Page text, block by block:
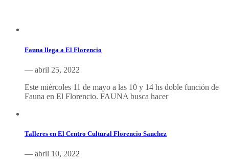
Fauna llega a El Florencio
— abril 25, 2022
Este miércoles 11 de mayo a las 10 y 14 hs doble función de
Fauna en El Florencio. FAUNA busca hacer
Talleres en El Centro Cultural Florencio Sanchez
— abril 10, 2022